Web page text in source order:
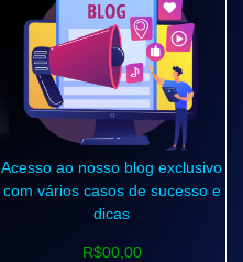
Acesso ao nosso blog exclusivo
com vários casos de sucesso e
dicas
R$00,00